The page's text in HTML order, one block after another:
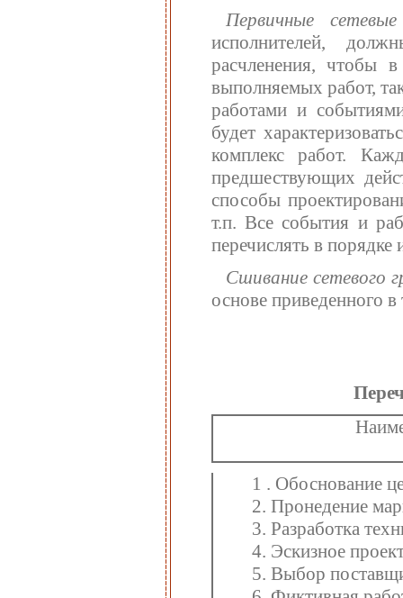
Первичные
исполнителей,
расчленения, чтобы
выполняемых работ,
работами и
будет
комплекс работ.
предшествующих
способы
т.п. Все события и
перечислять в
Сшивание сетевого
основе приведенного
1 . Обоснование
2. Пронедение
3. Разработка
4. Эскизное
5. Выбор